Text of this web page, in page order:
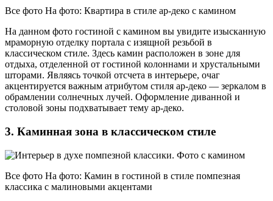
Все фото На фото: Квартира в стиле ар-деко с камином
На данном фото гостиной с камином вы увидите изысканную
мраморную отделку портала с изящной резьбой в
классическом стиле. Здесь камин расположен в зоне для
отдыха, отделенной от гостиной колоннами и хрустальными
шторами. Являясь точкой отсчета в интерьере, очаг
акцентируется важным атрибутом стиля ар-деко — зеркалом в
обрамлении солнечных лучей. Оформление диванной и
столовой зоны подхватывает тему ар-деко.
3. Каминная зона в классическом стиле
Все фото На фото: Камин в гостиной в стиле помпезная
классика с малиновыми акцентами